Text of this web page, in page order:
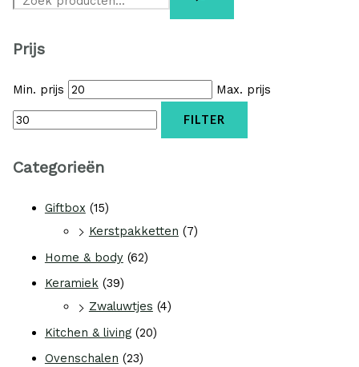
Prijs
Min. prijs Max. prijs
FILTER
Categorieën
Giftbox (15)
Kerstpakketten (7)
Home & body (62)
Keramiek (39)
Zwaluwtjes (4)
Kitchen & living (20)
Ovenschalen (23)